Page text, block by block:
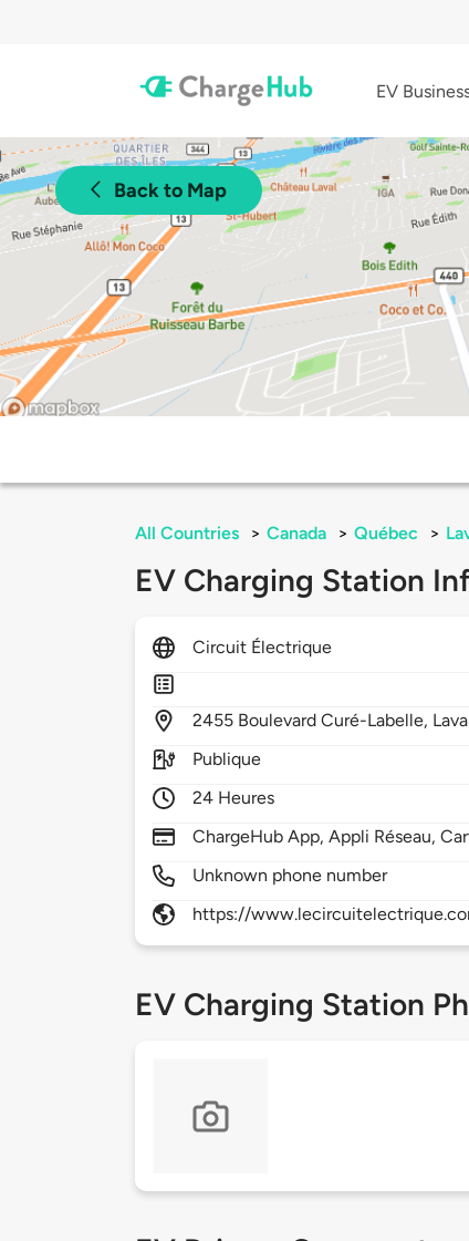
EV
Back to Map
All Countries > Canada > Québec >
EV Charging Station
Circuit Électrique
2455 Boulevard Curé-Labelle,
Publique
24 Heures
ChargeHub App, Appli Réseau,
Unknown phone number
https://
EV Charging Station